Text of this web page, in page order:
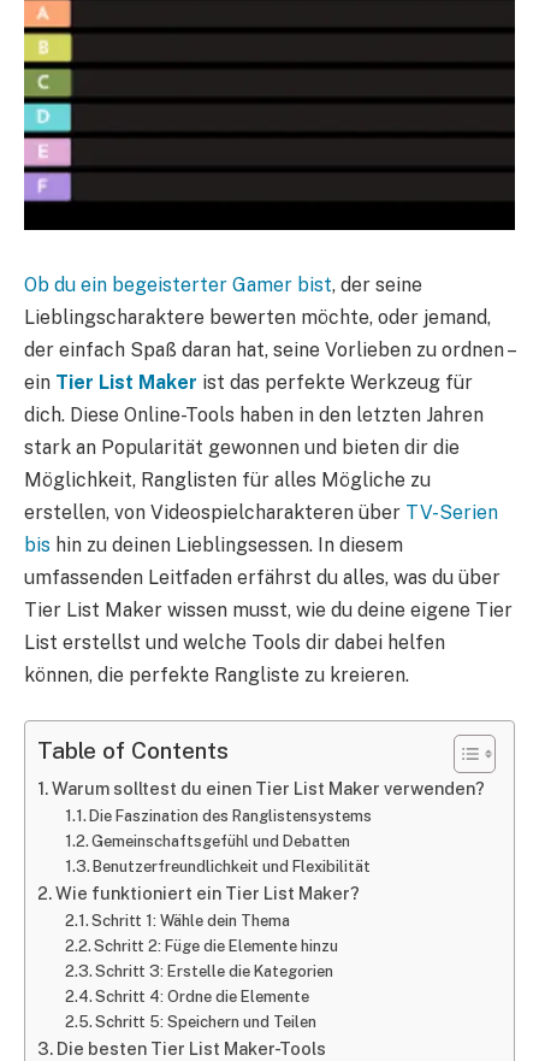
Ob du ein begeisterter Gamer bist, der seine
Lieblingscharaktere bewerten möchte, oder jemand,
der einfach Spaß daran hat, seine Vorlieben zu ordnen –
ein Tier List Maker ist das perfekte Werkzeug für
dich. Diese Online-Tools haben in den letzten Jahren
stark an Popularität gewonnen und bieten dir die
Möglichkeit, Ranglisten für alles Mögliche zu
erstellen, von Videospielcharakteren über TV-Serien
bis hin zu deinen Lieblingsessen. In diesem
umfassenden Leitfaden erfährst du alles, was du über
Tier List Maker wissen musst, wie du deine eigene Tier
List erstellst und welche Tools dir dabei helfen
können, die perfekte Rangliste zu kreieren.
Table of Contents
Warum solltest du einen Tier List Maker verwenden?
Die Faszination des Ranglistensystems
Gemeinschaftsgefühl und Debatten
Benutzerfreundlichkeit und Flexibilität
Wie funktioniert ein Tier List Maker?
Schritt 1: Wähle dein Thema
Schritt 2: Füge die Elemente hinzu
Schritt 3: Erstelle die Kategorien
Schritt 4: Ordne die Elemente
Schritt 5: Speichern und Teilen
Die besten Tier List Maker-Tools